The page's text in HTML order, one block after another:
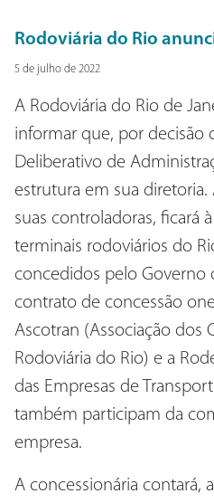
Rodoviária do Rio
5 de julho de 2022
A Rodoviária do Rio de
informar que, por decisão
Deliberativo de
estrutura em sua diretoria.
suas controladoras, ficará
terminais rodoviários do
concedidos pelo Governo
contrato de concessão
Ascotran (Associação dos
Rodoviária do Rio) e a
das Empresas de
também participam da
empresa.
A concessionária contará,